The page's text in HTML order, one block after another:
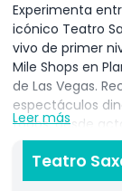
Experimenta
icónico Teatro
vivo de primer
Mile Shops en
de Las Vegas.
espectáculos
todos, desde
actuaciones
shows de
celebran
Leer más
Teatro